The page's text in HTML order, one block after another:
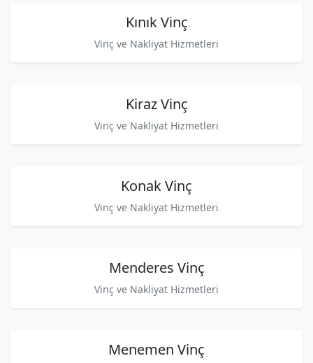
Kınık Vinç
Vinç ve Nakliyat Hizmetleri
Kiraz Vinç
Vinç ve Nakliyat Hizmetleri
Konak Vinç
Vinç ve Nakliyat Hizmetleri
Menderes Vinç
Vinç ve Nakliyat Hizmetleri
Menemen Vinç